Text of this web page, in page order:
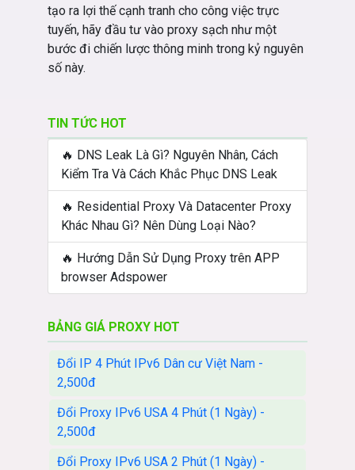
tạo ra lợi thế cạnh tranh cho công việc trực
tuyến, hãy đầu tư vào proxy sạch như một
bước đi chiến lược thông minh trong kỷ nguyên
số này.
TIN TỨC HOT
🔥 DNS Leak Là Gì? Nguyên Nhân, Cách
Kiểm Tra Và Cách Khắc Phục DNS Leak
🔥 Residential Proxy Và Datacenter Proxy
Khác Nhau Gì? Nên Dùng Loại Nào?
🔥 Hướng Dẫn Sử Dụng Proxy trên APP
browser Adspower
BẢNG GIÁ PROXY HOT
Đổi IP 4 Phút IPv6 Dân cư Việt Nam -
2,500đ
Đổi Proxy IPv6 USA 4 Phút (1 Ngày) -
2,500đ
Đổi Proxy IPv6 USA 2 Phút (1 Ngày) -